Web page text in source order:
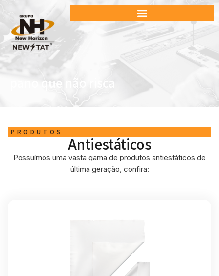
pano que não risca
PRODUTOS
Antiestáticos
Possuímos uma vasta gama de produtos antiestáticos de
última geração, confira: